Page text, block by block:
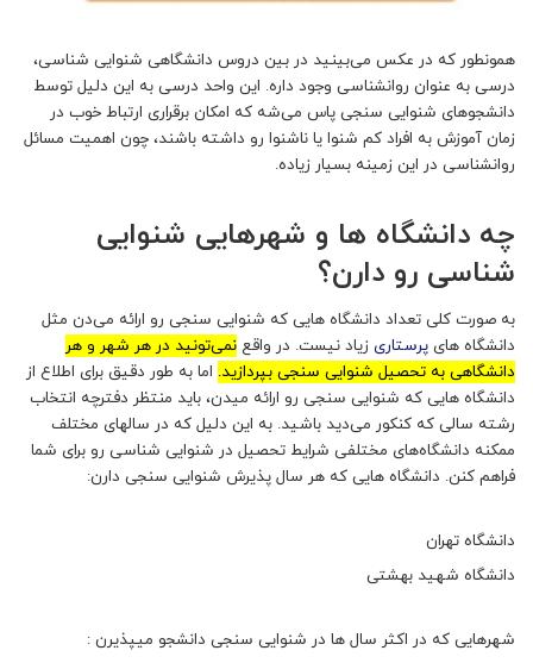
همونطور که در عکس می‌بینید در بین دروس دانشگاهی شنوایی شناسی،
درسی به عنوان روانشناسی وجود داره. این واحد درسی به این دلیل توسط
دانشجوهای شنوایی سنجی پاس می‌شه که امکان برقراری ارتباط خوب در
زمان آموزش به افراد کم شنوا یا ناشنوا رو داشته باشند، چون اهمیت مسائل
روانشناسی در این زمینه بسیار زیاده.
چه دانشگاه ها و شهرهایی شنوایی
شناسی رو دارن؟
به صورت کلی تعداد دانشگاه هایی که شنوایی سنجی رو ارائه می‌دن مثل
دانشگاه های پرستاری زیاد نیست. در واقع نمی‌تونید در هر شهر و هر
دانشگاهی به تحصیل شنوایی سنجی بپردازید. اما به طور دقیق برای اطلاع از
دانشگاه هایی که شنوایی سنجی رو ارائه میدن، باید منتظر دفترچه انتخاب
رشته سالی که کنکور می‌دید باشید. به این دلیل که در سالهای مختلف
ممکنه دانشگاه‌های مختلفی شرایط تحصیل در شنوایی شناسی رو برای شما
فراهم کنن. دانشگاه هایی که هر سال پذیرش شنوایی سنجی دارن:
دانشگاه تهران
دانشگاه شهید بهشتی
شهرهایی که در اکثر سال ها در شنوایی سنجی دانشجو میپذیرن :